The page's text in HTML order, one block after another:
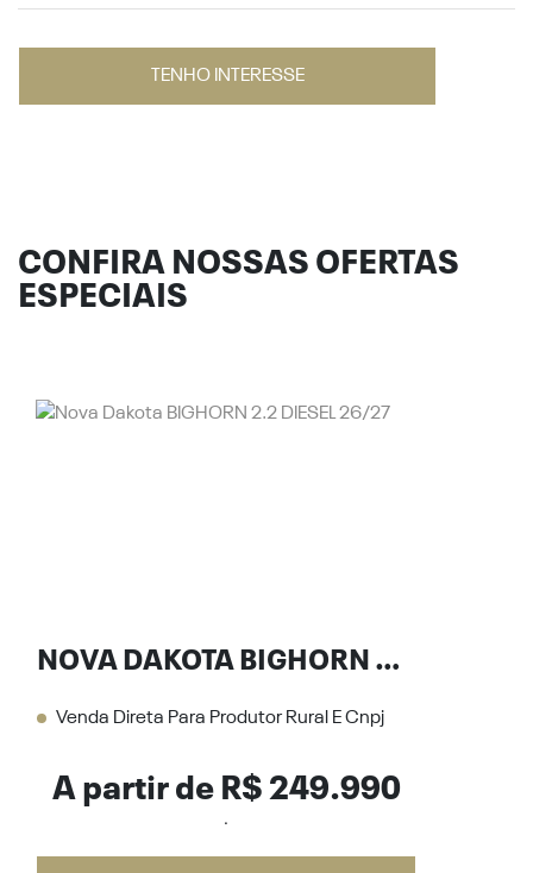
TENHO INTERESSE
CONFIRA NOSSAS OFERTAS
ESPECIAIS
NOVA DAKOTA BIGHORN 2.2 DIESEL 26/27
Venda Direta Para Produtor Rural E Cnpj
A partir de R$ 249.990
.